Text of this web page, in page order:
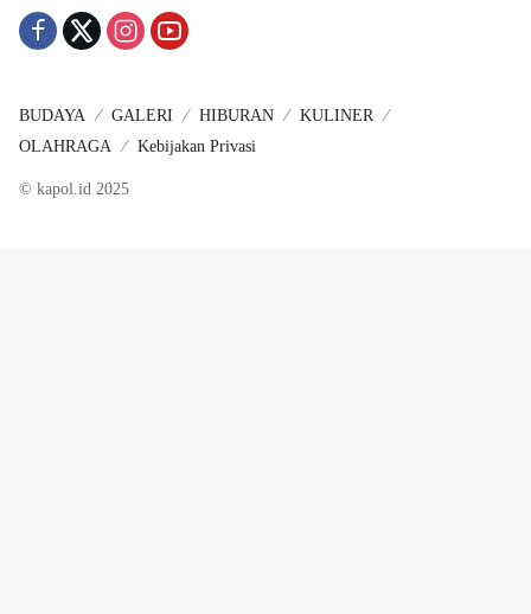
BUDAYA GALERI HIBURAN
KULINER
OLAHRAGA
Kebijakan Privasi
© kapol.id 2025